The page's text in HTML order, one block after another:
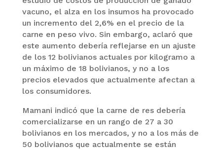
vacuno, el alza en los insumos ha provocado
un incremento del 2,6% en el precio de la
carne en peso vivo. Sin embargo, aclaró que
este aumento debería reflejarse en un ajuste
de los 12 bolivianos actuales por kilogramo a
un máximo de 18 bolivianos, y no a los
precios elevados que actualmente afectan a
los consumidores.
Mamani indicó que la carne de res debería
comercializarse en un rango de 27 a 30
bolivianos en los mercados, y no a los más de
50 bolivianos que actualmente se están